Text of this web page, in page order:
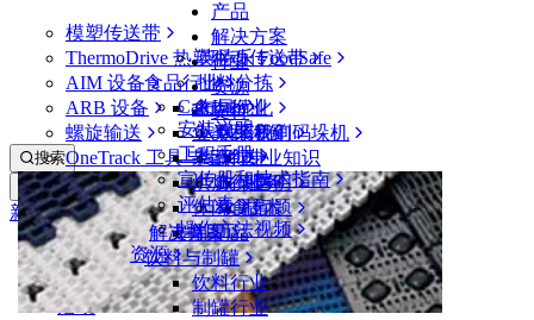
产品
模塑传送带
ThermoDrive 热塑驱动传送带
AIM 设备
ARB 设备
螺旋输送
OneTrack 工具与组件
解决方案
英特乐 FoodSafe
批料分拣
布局优化
从包装机到码垛机
专业知识
服务
技术
解决方案
行业
食品行业
禽肉行业
鱼类和海鲜
果蔬行业
烘焙行业
休闲食品
乳制品
饮料与制罐
饮料行业
制罐行业
资源
CalcLab
安装说明
工程手册
宣传册和技术指南
评估表
操作方法视频
资源
支持
联系我们
保证
政策声明
常见问题
支持
搜索
打开菜单
新闻&媒体
新闻与见解
案例研究
活动